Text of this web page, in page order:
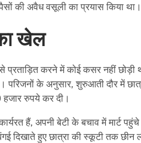
की अवैध वसूली का प्रयास किया था।
खेल
प्रताड़ित करने में कोई कसर नहीं छोड़ी
परिजनों के अनुसार, शुरुआती दौर में
हजार रुपये कर दी।
हैं, अपनी बेटी के बचाव में मार्ट
दिखाते हुए छात्रा की स्कूटी तक छीन